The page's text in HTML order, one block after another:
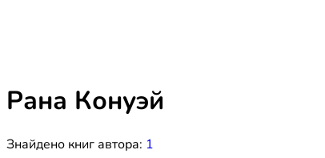
полиці.
Рана Конуэй
Знайдено книг автора: 1